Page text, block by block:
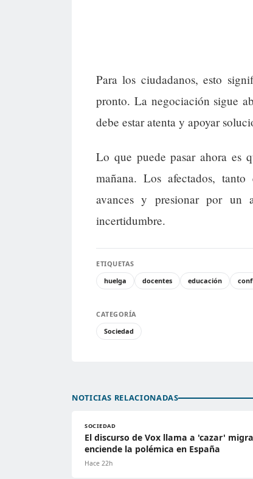
Para los ciudadanos, esto
pronto. La negociación sigue
debe estar atenta y apoyar
Lo que puede pasar ahora es
mañana. Los afectados,
avances y presionar por un
incertidumbre.
ETIQUETAS
huelga
docentes educación
CATEGORÍA
Sociedad
NOTICIAS RELACIONADAS
SOCIEDAD
El discurso de Vox llama a 'cazar'
enciende la polémica en España
Hace 22h